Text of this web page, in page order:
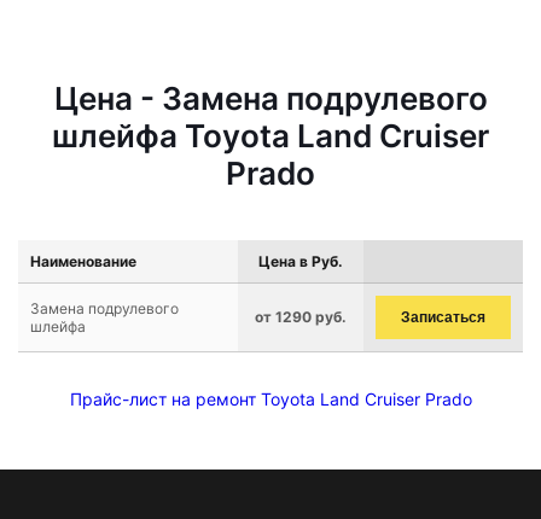
Цена - Замена подрулевого
шлейфа Toyota Land Cruiser
Prado
Наименование Цена в Руб.
Замена подрулевого
шлейфа
от 1290 руб. Записаться
Прайс-лист на ремонт Toyota Land Cruiser Prado